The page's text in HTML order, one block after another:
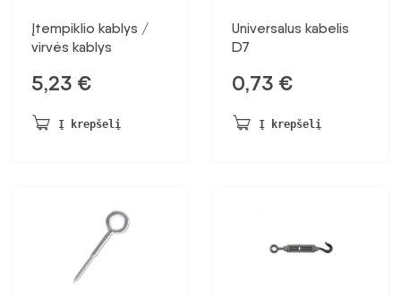
Įtempiklio kablys /
virvės kablys
5,23 €
Į krepšelį
Universalus kabelis
D7
0,73 €
Į krepšelį